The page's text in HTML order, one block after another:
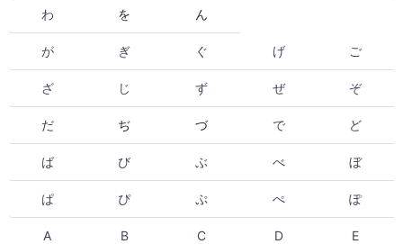
わ を ん
が ぎ ぐ げ ご
ざ じ ず ぜ ぞ
だ ぢ づ で ど
ば び ぶ べ ぼ
ぱ ぴ ぷ ぺ ぽ
A B C D E